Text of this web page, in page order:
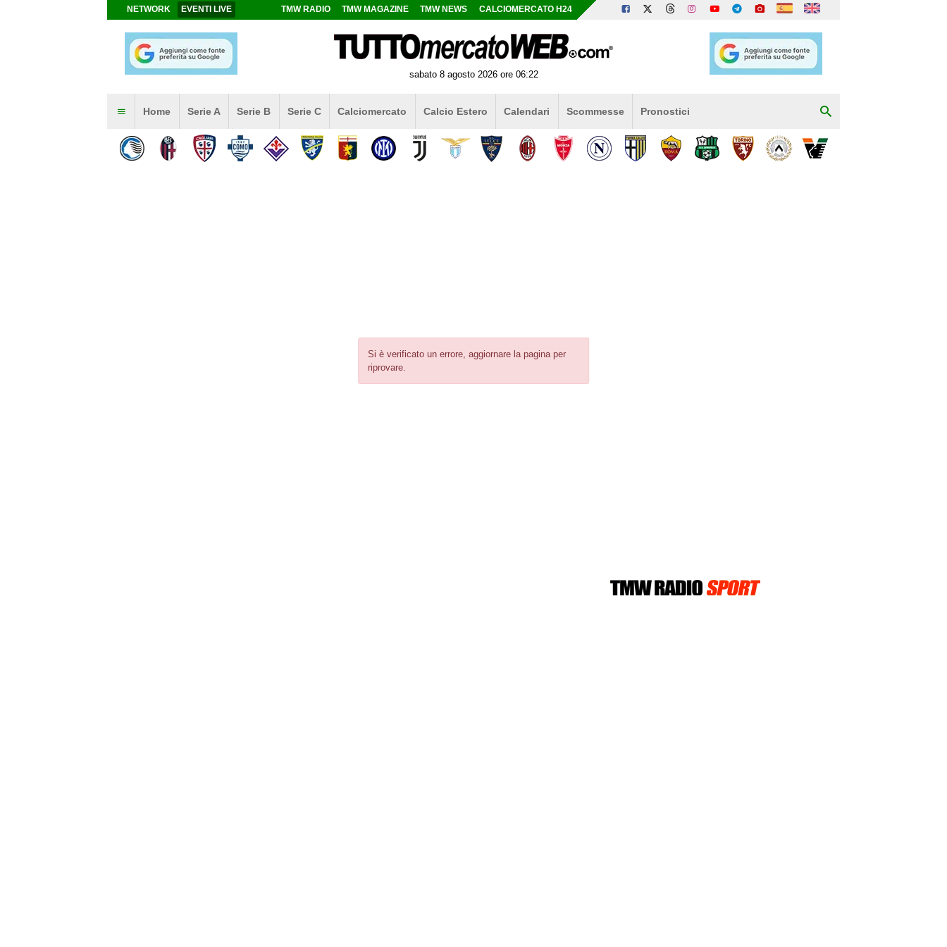
Si è verificato un errore, aggiornare la pagina per
riprovare.
NETWORK EVENTI LIVE TMW RADIO TMW MAGAZINE TMW NEWS CALCIOMERCATO H24
sabato 8 agosto 2026 ore 06:22
Home Serie A Serie B Serie C Calciomercato Calcio Estero Calendari Scommesse Pronostici